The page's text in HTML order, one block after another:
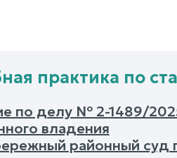
практика по
по делу № 2-1489/
владения
районный суд